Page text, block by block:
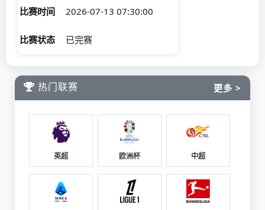
比赛时间 2026-07-13 07:30:00
比赛状态 已完赛
热门联赛 更多 >
英超 欧洲杯 中超